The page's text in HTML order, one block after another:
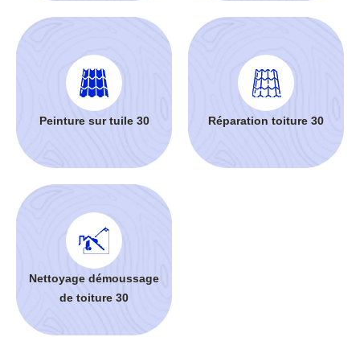
Peinture sur tuile 30 Réparation toiture 30
Nettoyage démoussage
de toiture 30